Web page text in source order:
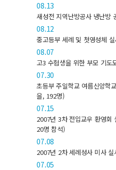
08.13
새성전 지역난방공사 냉난방
08.12
중고등부 세례 및 첫영성체
08.07
고3 수험생을 위한 부모 기
07.30
초등부 주일학교 여름신앙학
을, 192명)
07.15
2007년 3차 전입교우 환영
20명 참석)
07.08
2007년 2차 세례성사 미사
07.05